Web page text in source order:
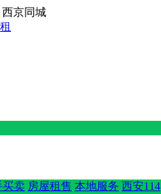
西京同城
买卖 房屋租售 本地服务 西安114